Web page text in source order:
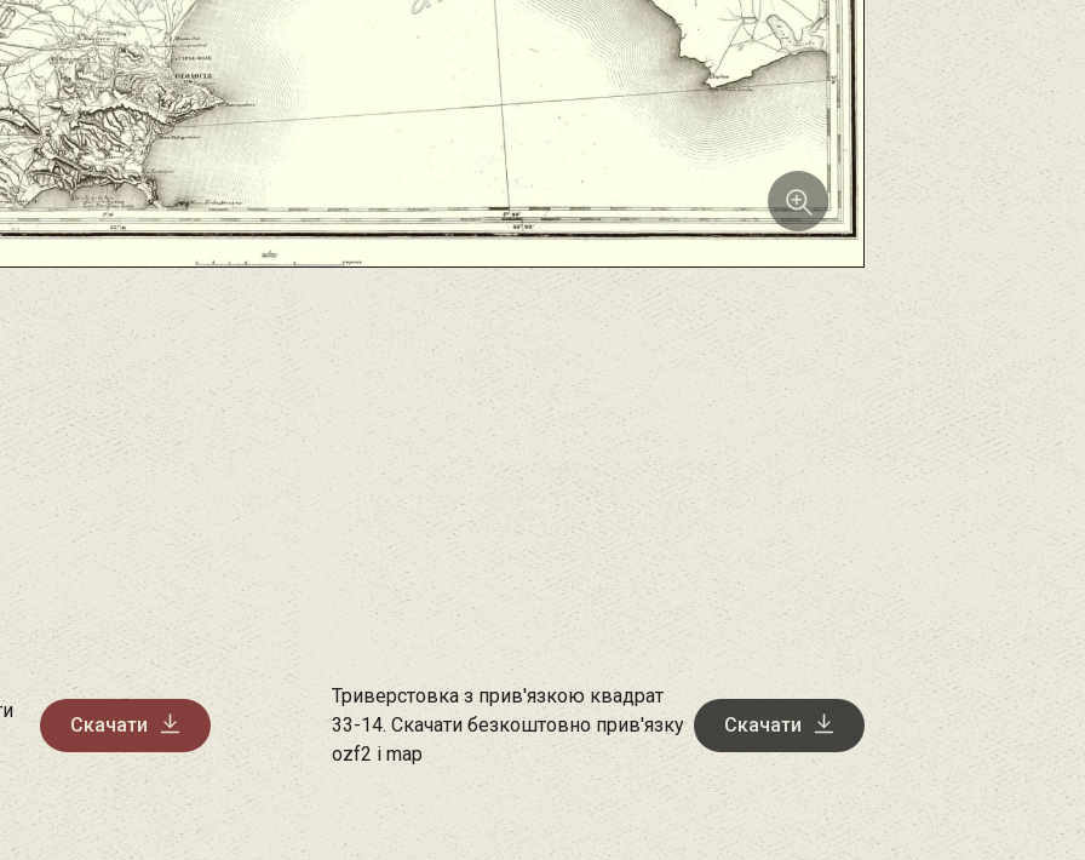
Скачати
Триверстовка з прив'язкою квадрат
33-14. Скачати безкоштовно прив'язку
ozf2 і map
Скачати